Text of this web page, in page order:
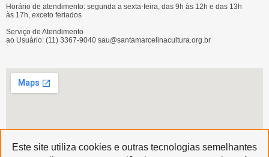
Horário de atendimento: segunda a sexta-feira, das 9h às 12h e das 13h
às 17h, exceto feriados
Serviço de Atendimento
ao Usuário: (11) 3367-9040 sau@santamarcelinacultura.org.br
Este site utiliza cookies e outras tecnologias semelhantes